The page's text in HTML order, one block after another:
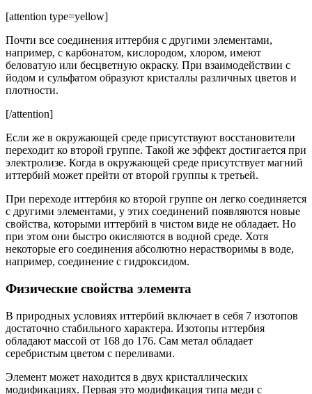
[attention type=yellow]
Почти все соединения иттербия с другими элементами,
например, с карбонатом, кислородом, хлором, имеют
беловатую или бесцветную окраску. При взаимодействии с
йодом и сульфатом образуют кристаллы различных цветов и
плотности.
[/attention]
Если же в окружающей среде присутствуют восстановители
переходит ко второй группе. Такой же эффект достигается при
электролизе. Когда в окружающей среде присутствует магний
иттербий может прейти от второй группы к третьей.
При переходе иттербия ко второй группе он легко соединяется
с другими элементами, у этих соединений появляются новые
свойства, которыми иттербий в чистом виде не обладает. Но
при этом они быстро окисляются в водной среде. Хотя
некоторые его соединения абсолютно нерастворимы в воде,
например, соединение с гидроксидом.
Физические свойства элемента
В природных условиях иттербий включает в себя 7 изотопов
достаточно стабильного характера. Изотопы иттербия
обладают массой от 168 до 176. Сам метал обладает
серебристым цветом с переливами.
Элемент может находится в двух кристаллических
модификациях. Первая это модификация типа меди с